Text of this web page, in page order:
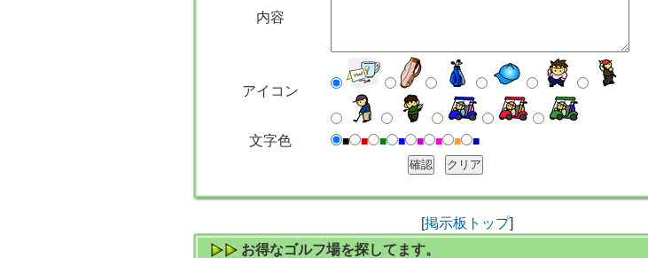
内容
アイコン
文字色 ■ ■ ■ ■ ■ ■ ■ ■
[掲示板トップ]
お得なゴルフ場を探してます。